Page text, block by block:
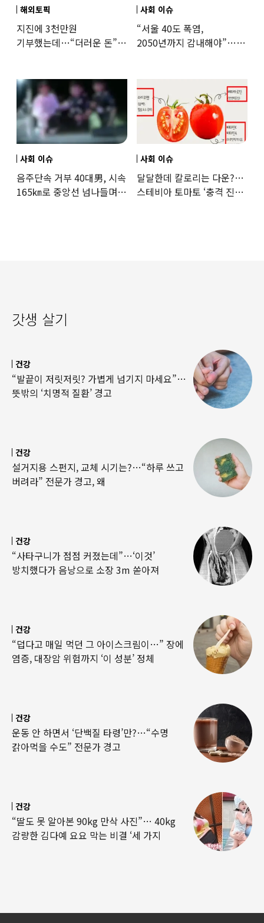
해외토픽
지진에 3천만원
기부했는데…“더러운 돈”
사회 이슈
“서울 40도 폭염,
2050년까지 감내해야”…
사회 이슈
음주단속 거부 40대男, 시속
165㎞로 중앙선 넘나들며
사회 이슈
달달한데 칼로리는 다운?…
스테비아 토마토 ‘충격 진실’
갓생 살기
건강
“발끝이 저릿저릿? 가볍게 넘기지 마세요”…
뜻밖의 ‘치명적 질환’ 경고
건강
설거지용 스펀지, 교체 시기는?…“하루 쓰고
버려라” 전문가 경고, 왜
건강
“사타구니가 점점 커졌는데”…‘이것’
방치했다가 음낭으로 소장 3m 쏟아져
건강
“덥다고 매일 먹던 그 아이스크림이…” 장에
염증, 대장암 위험까지 ‘이 성분’ 정체
건강
운동 안 하면서 ‘단백질 타령’만?…“수명
갉아먹을 수도” 전문가 경고
건강
“딸도 못 알아본 90kg 만삭 사진”… 40kg
감량한 김다예 요요 막는 비결 ‘세 가지